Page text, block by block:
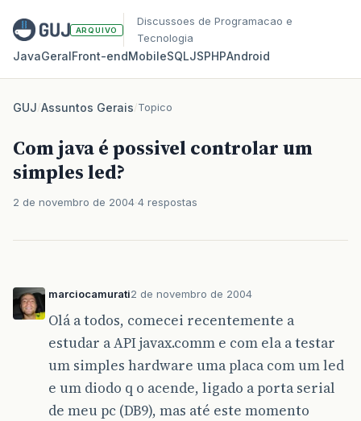
ARQUIVO
Discussoes de Programacao e
Tecnologia
JavaGeralFront‑endMobileSQLJSPHPAndroid
GUJ/Assuntos Gerais/Topico
Com java é possivel controlar um
simples led?
2 de novembro de 2004 4 respostas
marciocamurati2 de novembro de 2004
Olá a todos, comecei recentemente a
estudar a API javax.comm e com ela a testar
um simples hardware uma placa com um led
e um diodo q o acende, ligado a porta serial
de meu pc (DB9), mas até este momento